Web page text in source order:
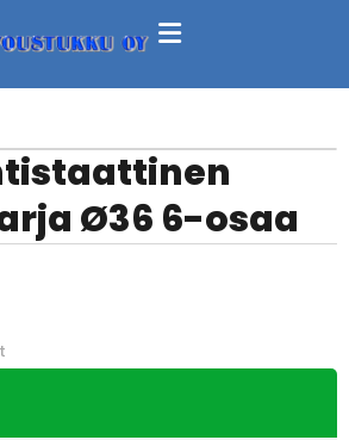
Ø36 6-osaa